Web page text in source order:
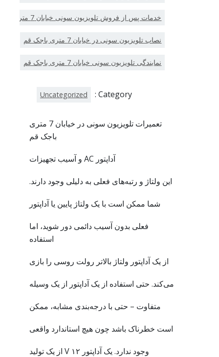
خدمات پس از فروش تلویزیون سونی خیابان 7 متری باجک قم
نصاب تلویزیون سونی در خیابان 7 متری باجک قم
نمایندگی تلویزیون سونی خیابان 7 متری باجک قم
Category :
Uncategorized
تعمیرات تلویزیون سونی در خیابان 7 متری
باجک قم
آداپتور AC و آسیب تجهیزات
این ولتاژ و رتبه‌های فعلی به دلیلی وجود دارند.
شما ممکن است با یک ولتاژ پایین یا آداپتور
فعلی بدون آسیب دائمی دور شوید، اما
استفاده
از یک آداپتور ولتاژ بالاتر رولت روسی را بازی
می‌کند. حتی استفاده از یک آداپتور از یک وسیله
متفاوت – حتی با درجه‌بندی مشابه، ممکن
است خطرناک باشد چون هیچ استاندارد واقعی
وجود ندارد. یک آداپتور ۱۲ V از یک تولید